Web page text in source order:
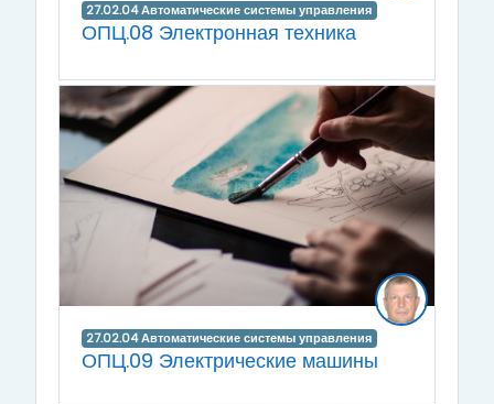
27.02.04 Автоматические системы управления
ОПЦ.08 Электронная техника
27.02.04 Автоматические системы управления
ОПЦ.09 Электрические машины